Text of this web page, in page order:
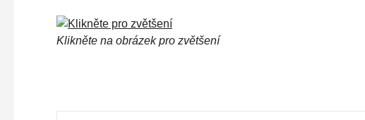
Klikněte na obrázek pro zvětšení